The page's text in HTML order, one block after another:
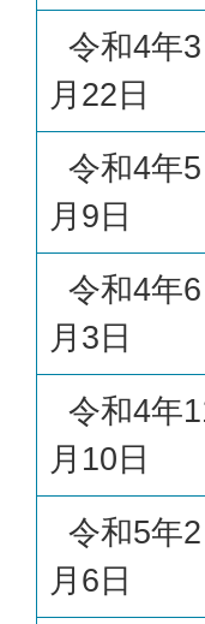
令和4年3
月22日
令和4年5
月9日
令和4年6
月3日
令和4年
月10日
令和5年2
月6日